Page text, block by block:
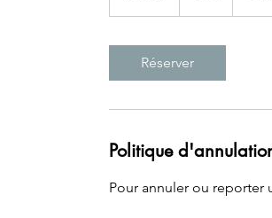
5
Réserver
Politique
Pour annuler ou reporter